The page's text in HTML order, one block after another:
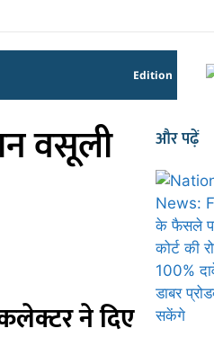
Edition
वसूली
ने दिए
और पढ़ें